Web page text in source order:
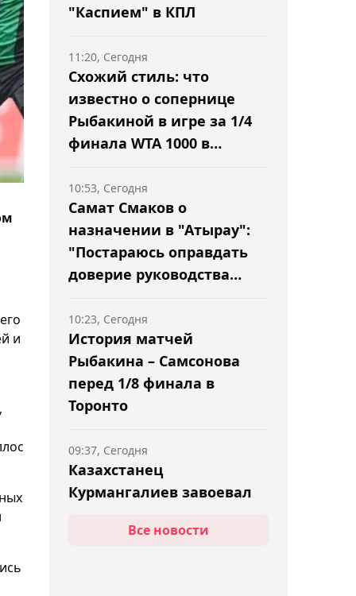
и
"Каспием" в КПЛ
Схожий стиль: что
известно о сопернице
Рыбакиной в игре за 1/4
финала WTA 1000 в
11:20, Сегодня
Самат Смаков о
назначении в "Атырау":
"Постараюсь оправдать
доверие руководства
10:53, Сегодня
История матчей
Рыбакина – Самсонова
перед 1/8 финала в
Торонто
10:23, Сегодня
Казахстанец
Курмангалиев завоевал
серии WTT Youth
09:37, Сегодня
Все новости